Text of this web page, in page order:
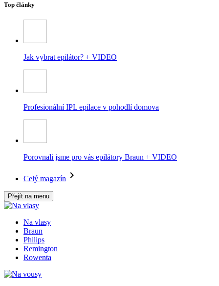
Top články
Jak vybrat epilátor? + VIDEO
Profesionální IPL epilace v pohodlí domova
Porovnali jsme pro vás epilátory Braun + VIDEO
Celý magazín
Přejít na menu
Na vlasy
Braun
Philips
Remington
Rowenta